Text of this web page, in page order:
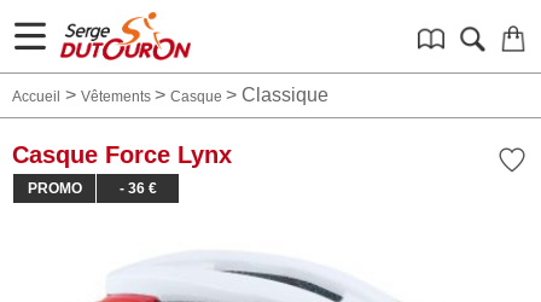
Accueil > Vêtements > Casque > Classique
Casque Force Lynx
PROMO - 36 €